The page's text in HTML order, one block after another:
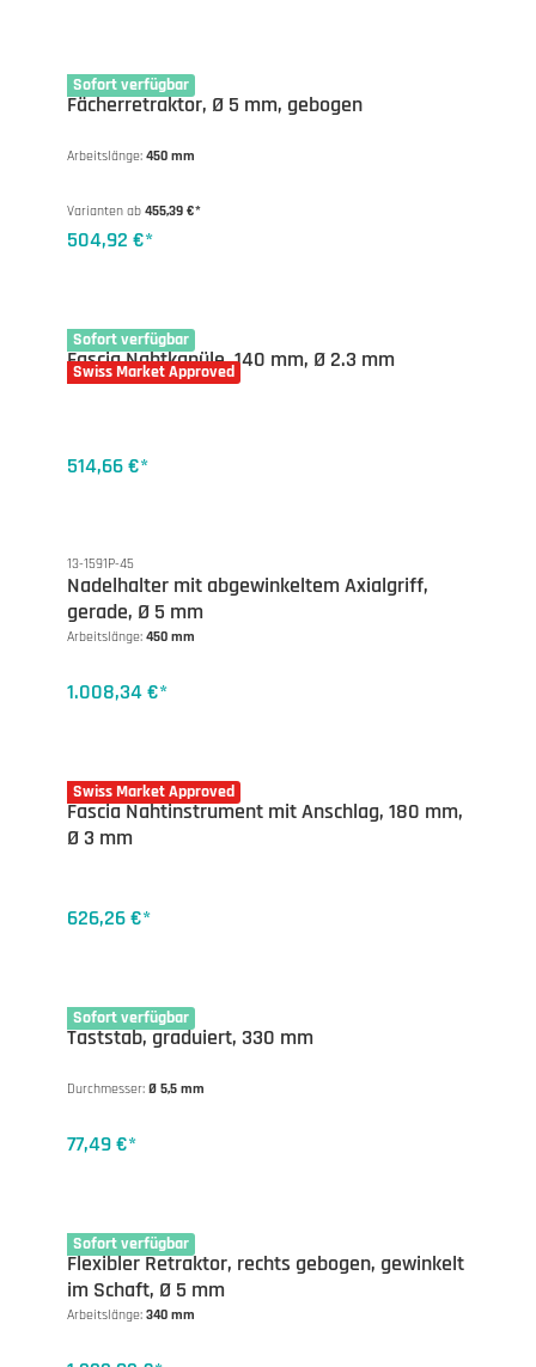
Sofort verfügbar
13-1675-45
Fächerretraktor, Ø 5 mm, gebogen
Arbeitslänge: 450 mm
Varianten ab 455,39 €*
504,92 €*
Sofort verfügbar
Swiss Market Approved
10-1113
Fascia Nahtkanüle, 140 mm, Ø 2.3 mm
514,66 €*
13-1591P-45
Nadelhalter mit abgewinkeltem Axialgriff,
gerade, Ø 5 mm
Arbeitslänge: 450 mm
1.008,34 €*
Swiss Market Approved
10-1114
Fascia Nahtinstrument mit Anschlag, 180 mm,
Ø 3 mm
626,26 €*
Sofort verfügbar
10-1110
Taststab, graduiert, 330 mm
Durchmesser: Ø 5,5 mm
77,49 €*
Sofort verfügbar
13-1667R
Flexibler Retraktor, rechts gebogen, gewinkelt
im Schaft, Ø 5 mm
Arbeitslänge: 340 mm